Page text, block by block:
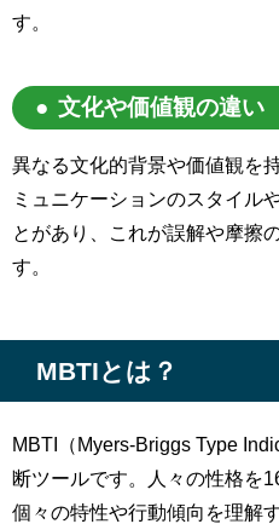
す。
文化や価値観の違い
異なる文化的背景や価値観を
ミュニケーションのスタイル
とがあり、これが誤解や摩擦
す。
MBTIとは？
MBTI（ Myers-Briggs Type
断ツールです。人々の性格を
個々の特性や行動傾向を理解